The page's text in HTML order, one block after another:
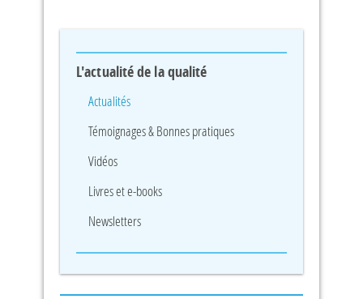
L'actualité de la qualité
Actualités
Témoignages & Bonnes pratiques
Vidéos
Livres et e-books
Newsletters